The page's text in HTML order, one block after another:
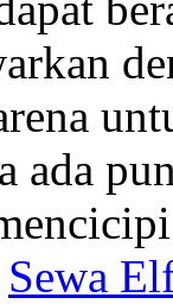
ada
Sewa